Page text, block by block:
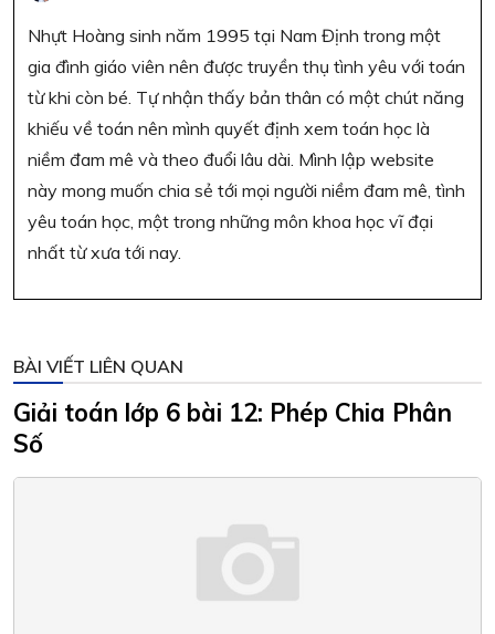
Nhựt Hoàng sinh năm 1995 tại Nam Định trong một
gia đình giáo viên nên được truyền thụ tình yêu với toán
từ khi còn bé. Tự nhận thấy bản thân có một chút năng
khiếu về toán nên mình quyết định xem toán học là
niềm đam mê và theo đuổi lâu dài. Mình lập website
này mong muốn chia sẻ tới mọi người niềm đam mê, tình
yêu toán học, một trong những môn khoa học vĩ đại
nhất từ xưa tới nay.
BÀI VIẾT LIÊN QUAN
Giải toán lớp 6 bài 12: Phép Chia Phân
Số